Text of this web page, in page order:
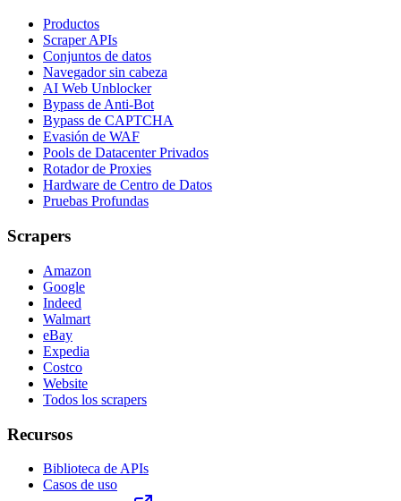
Productos
Scraper APIs
Conjuntos de datos
Navegador sin cabeza
AI Web Unblocker
Bypass de Anti-Bot
Bypass de CAPTCHA
Evasión de WAF
Pools de Datacenter Privados
Rotador de Proxies
Hardware de Centro de Datos
Pruebas Profundas
Scrapers
Amazon
Google
Indeed
Walmart
eBay
Expedia
Costco
Website
Todos los scrapers
Recursos
Biblioteca de APIs
Casos de uso